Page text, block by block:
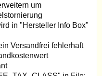
um
in "Hersteller Info Box"
Versandfrei fehlerhaft